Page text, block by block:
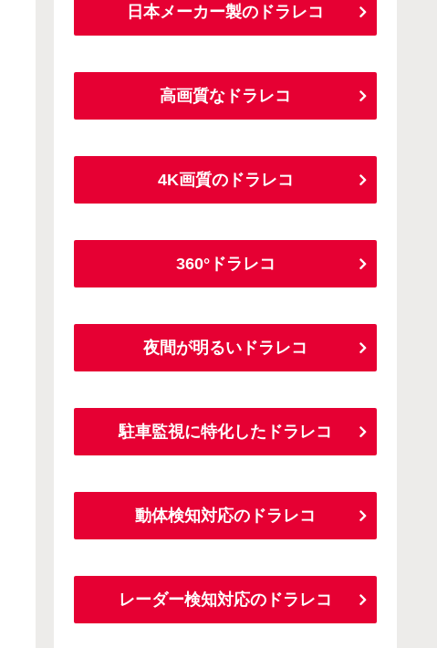
日本メーカー製のドラレコ
高画質なドラレコ
4K画質のドラレコ
360°ドラレコ
夜間が明るいドラレコ
駐車監視に特化したドラレコ
動体検知対応のドラレコ
レーダー検知対応のドラレコ